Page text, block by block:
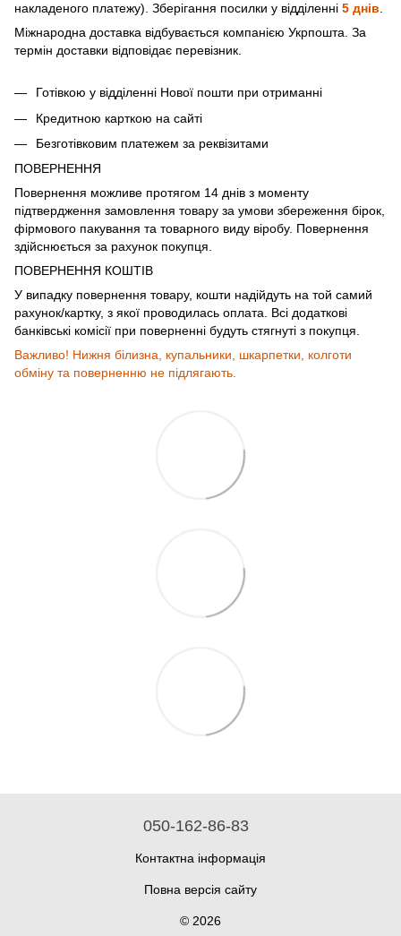
накладеного платежу). Зберігання посилки у відділенні 5 днів
Міжнародна доставка відбувається компанією Укрпошта. За
термін доставки відповідає перевізник.
Готівкою у відділенні Нової пошти при отриманні
Кредитною карткою на сайті
Безготівковим платежем за реквізитами
ПОВЕРНЕННЯ
Повернення можливе протягом 14 днів з моменту
підтвердження замовлення товару за умови збереження бірок,
фірмового пакування та товарного виду віробу. Повернення
здійснюється за рахунок покупця.
ПОВЕРНЕННЯ КОШТІВ
У випадку повернення товару, кошти надійдуть на той самий
рахунок/картку, з якої проводилась оплата. Всі додаткові
банківські комісії при поверненні будуть стягнуті з покупця.
Важливо! Нижня білизна, купальники, шкарпетки, колготи
обміну та поверненню не підлягають.
050-162-86-83
Контактна інформація
Повна версія сайту
© 2026